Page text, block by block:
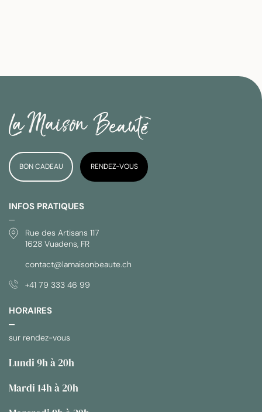
BON CADEAU RENDEZ-VOUS
INFOS PRATIQUES
Rue des Artisans 117
1628 Vuadens, FR
contact@lamaisonbeaute.ch
+41 79 333 46 99
HORAIRES
sur rendez-vous
Lundi 9h à 20h
Mardi 14h à 20h